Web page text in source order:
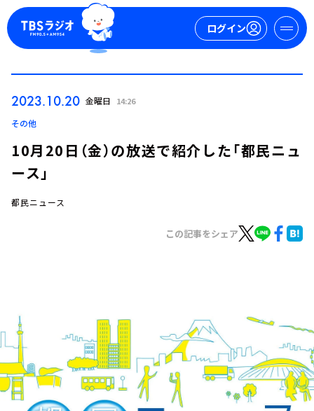
ログイン
イベント・グッズ
YouTube
会社情報
2023.10.20 金曜日 14:26
その他
10月20日（金）の放送で紹介した「都民ニュ
ース」
都民ニュース
この記事をシェア